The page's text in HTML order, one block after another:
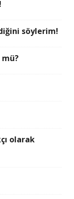
söylerim!
olarak